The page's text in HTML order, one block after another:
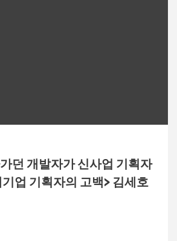
던 개발자가 신사업 기획자
업 기획자의 고백> 김세호